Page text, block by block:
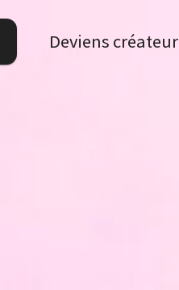
Deviens créateur